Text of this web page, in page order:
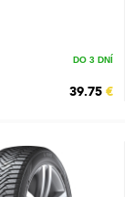
DO 3 DNÍ
39.75 €